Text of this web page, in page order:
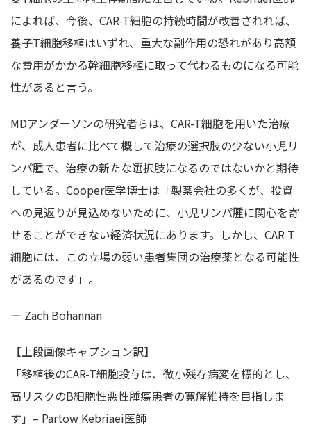
によれば、今後、CAR-T細胞の持続時間が改善されれば、
養子T細胞移植はいずれ、重大な副作用の恐れがあり高額
な費用がかかる幹細胞移植に取って代わるものになる可能
性があると言う。
MDアンダーソンの研究者らは、CAR-T細胞を用いた治療
が、成人患者に比べて概して治療の選択肢の少ない小児リ
ンパ腫で、治療の新たな選択肢になるのではないかと期待
している。Cooper医学博士は「製薬会社の多くが、投資
への見返りが見込めないために、小児リンパ腫に関心を寄
せることができない経済状況にあります。しかし、CAR-T
細胞には、この立場の弱い患者集団の治療薬となる可能性
があるのです」。
— Zach Bohannan
【上段画像キャプション訳】
「移植後のCAR-T細胞投与は、微小残存病変を標的とし、
高リスクのB細胞性悪性腫瘍患者の寛解維持を目指しま
す」– Partow Kebriaei医師